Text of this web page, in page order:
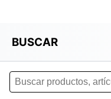
BUSCAR